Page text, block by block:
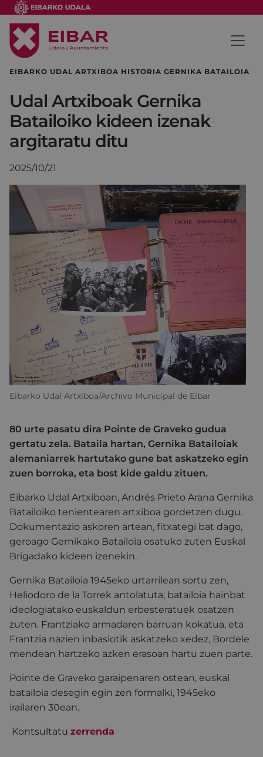
EIBARKO UDAL ARTXIBOA HISTORIA GERNIKA BATAILOIA
Udal Artxiboak Gernika
Batailoiko kideen izenak
argitaratu ditu
2025/10/21
Eibarko Udal Artxiboa/Archivo Municipal de Eibar
80 urte pasatu dira Pointe de Graveko gudua
gertatu zela. Bataila hartan, Gernika Batailoiak
alemaniarrek hartutako gune bat askatzeko egin
zuen borroka, eta bost kide galdu zituen.
Eibarko Udal Artxiboan, Andrés Prieto Arana Gernika
Batailoiko tenientearen artxiboa gordetzen dugu.
Dokumentazio askoren artean, fitxategi bat dago,
geroago Gernikako Batailoia osatuko zuten Euskal
Brigadako kideen izenekin.
Gernika Batailoia 1945eko urtarrilean sortu zen,
Heliodoro de la Torrek antolatuta; batailoia hainbat
ideologiatako euskaldun erbesteratuek osatzen
zuten. Frantziako armadaren barruan kokatua, eta
Frantzia nazien inbasiotik askatzeko xedez, Bordele
mendean hartzeko azken erasoan hartu zuen parte.
Pointe de Graveko garaipenaren ostean, euskal
batailoia desegin egin zen formalki, 1945eko
irailaren 30ean.
Kontsultatu zerrenda